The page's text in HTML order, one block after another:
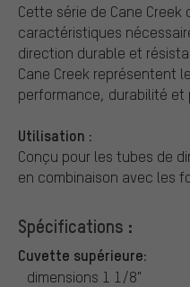
Cette série de Cane
caractéristiques
direction durable et
Cane Creek représentent
performance, durabilité et
Utilisation :
Conçu pour les tubes de
en combinaison avec les
Spécifications :
Cuvette supérieure:
dimensions 1 1/8"